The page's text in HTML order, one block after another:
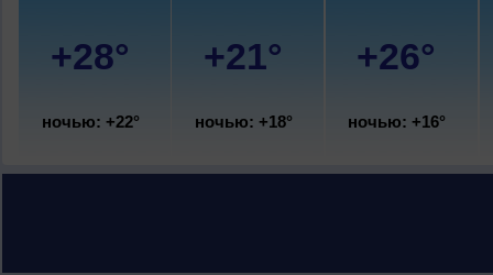
+28°
ночью: +22°
+21°
ночью: +18°
+26°
ночью: +16°